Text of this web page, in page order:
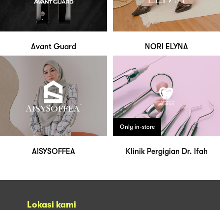
Avant Guard NORI ELYNA
AISYSOFFEA
Only in-store
Klinik Pergigian Dr. Ifah
Lokasi kami